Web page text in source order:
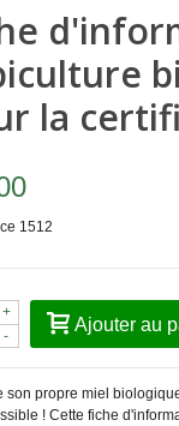
la
1512
-
+
Ajouter au
son propre miel
! Cette fiche